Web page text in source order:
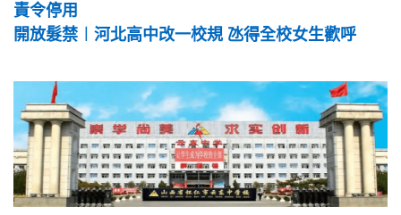
責令停用
開放髮禁︱河北高中改一校規 氹得全校女生歡呼